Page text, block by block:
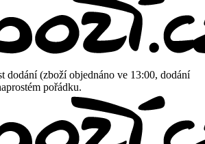
dodání (zboží objednáno ve 13:00, dodání
pořádku.